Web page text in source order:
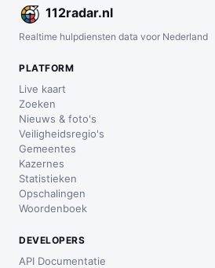
112radar.nl
Realtime hulpdiensten data voor Nederland
PLATFORM
Live kaart
Zoeken
Nieuws & foto's
Veiligheidsregio's
Gemeentes
Kazernes
Statistieken
Opschalingen
Woordenboek
DEVELOPERS
API Documentatie